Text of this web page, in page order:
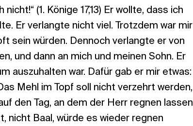
(1. Könige 17,13) Er wollte, dass ich
Er verlangte nicht viel. Trotzdem war mir
sein würden. Dennoch verlangte er von
und dann an mich und meinen Sohn. Er
auszuhalten war. Dafür gab er mir etwas:
Mehl im Topf soll nicht verzehrt werden,
den Tag, an dem der Herr regnen lassen
nicht Baal, würde es wieder regnen